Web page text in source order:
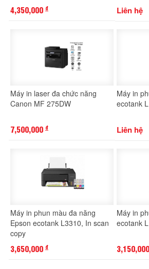
4,350,000 đ Liên hệ
Máy in laser đa chức năng
Canon MF 275DW
7,500,000 đ
Máy in
ecotank
Liên hệ
Máy in phun màu đa năng
Epson ecotank L3310, In scan
copy
3,650,000 đ
Máy in
ecotank
3,150,000